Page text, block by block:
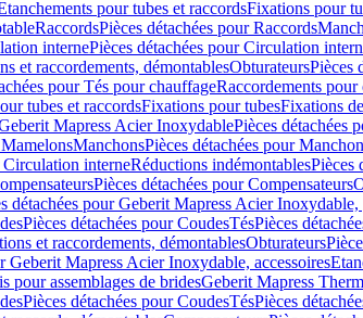
pour tubes et raccordsFixations pour
RaccordsPièces détachées pour Raccords
internePièces détachées pour Circulation
et raccordements, démontablesObturateursPièces
pour Tés pour chauffageRaccordements pour
tubes et raccordsFixations pour tubesFixations
Mapress Acier InoxydablePièces détachées
MamelonsManchonsPièces détachées pour
Circulation interneRéductions indémontablesPièces
Pièces détachées pour Compensateurs
détachées pour Geberit Mapress Acier Inoxydable,
Pièces détachées pour CoudesTésPièces
et raccordements, démontablesObturateurs
Geberit Mapress Acier Inoxydable, accessoires
pour assemblages de bridesGeberit Mapress Therm
Pièces détachées pour CoudesTésPièces